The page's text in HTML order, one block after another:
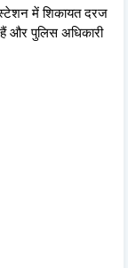
में शिकायत दरज
और पुलिस अधिकारी